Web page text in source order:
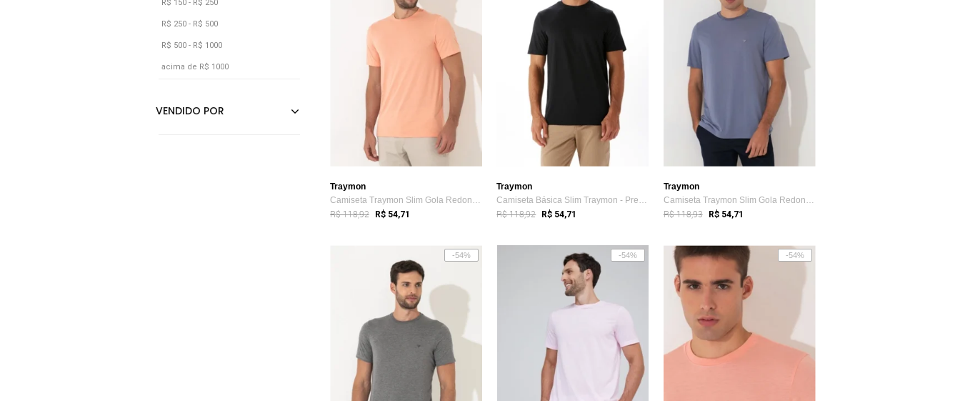
Verde
Vermelho
R$ 150 - R$ 250
R$ 250 - R$ 500
R$ 500 - R$ 1000
acima de R$ 1000
Traymon
Camiseta Traymon Slim Gola Redonda Laranja Claro
R$ 118,92 R$ 54,71
Traymon
Camiseta Básica Slim Traymon - Preto - Xxg
R$ 118,92 R$ 54,71
Traymon
Camiseta Traymon Slim Gola Redonda Cinza
R$ 118,93 R$ 54,71
-54% -54% -54%